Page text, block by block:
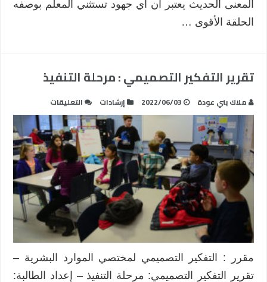
المعنى الحديث يعتبر أن أي جهود تستثني المعلم بوصفه
الحلقة الأقوى …
تقرير التفكير التصميمي : مرحلة التنفيذ
ملاك بني عودة 2022/06/03 إرشادات التعليقات
تقرير
التفكير
التصميمي
:
مرحلة
التنفيذ
مغلقة
مقرر : التفكير التصميمي لمختصي الموارد البشرية –
تقرير التفكير التصميمي: مرحلة التنفيذ – إعداد الطالبة: